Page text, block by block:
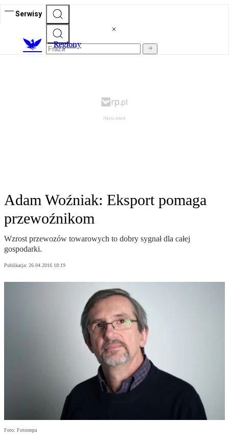
Serwisy
Regiony
Adam Woźniak: Eksport pomaga
przewoźnikom
Wzrost przewozów towarowych to dobry sygnał dla całej
gospodarki.
Publikacja: 26.04.2016 18:19
Foto: Fotorzepa